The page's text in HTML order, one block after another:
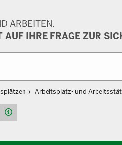
ARBEITEN.
IHRE FRAGE ZUR
Arbeitsplatz- und
Hilfe